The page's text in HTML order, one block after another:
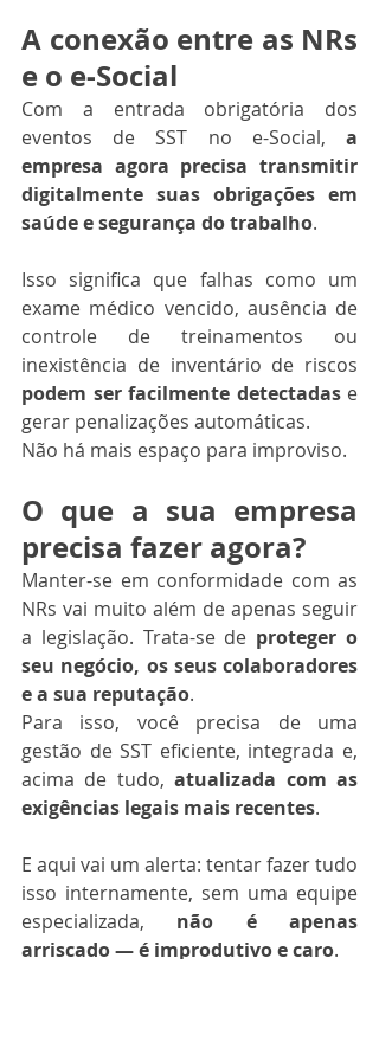
A conexão entre as NRs
e o e-Social
Com a entrada obrigatória dos
eventos de SST no e-Social, a
empresa agora precisa transmitir
digitalmente suas obrigações em
saúde e segurança do trabalho.
Isso significa que falhas como um
exame médico vencido, ausência de
controle de treinamentos ou
podem ser facilmente detectadas e
gerar penalizações automáticas.
Não há mais espaço para improviso.
O que a sua empresa
precisa fazer agora?
Manter-se em conformidade com as
NRs vai muito além de apenas seguir
a legislação. Trata-se de proteger o
seu negócio, os seus colaboradores
e a sua reputação.
Para isso, você precisa de uma
gestão de SST eficiente, integrada e,
acima de tudo, atualizada com as
exigências legais mais recentes.
E aqui vai um alerta: tentar fazer tudo
isso internamente, sem uma equipe
especializada, não é apenas
arriscado — é improdutivo e caro.